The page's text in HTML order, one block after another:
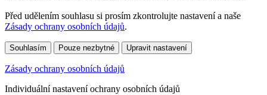
Před udělením souhlasu si prosím zkontrolujte nastavení a naše
Zásady ochrany osobních údajů.
Souhlasím Pouze nezbytné Upravit nastavení
Zásady ochrany osobních údajů
Individuální nastavení ochrany osobních údajů